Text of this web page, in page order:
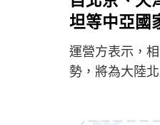
坦等中亞國
運營方表示，
勢，將為大陸